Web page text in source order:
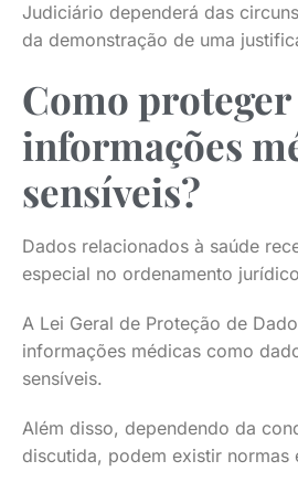
Judiciário dependerá das
da demonstração de uma
Como proteger
informações
sensíveis?
Dados relacionados à saúde
especial no ordenamento
A Lei Geral de Proteção de
informações médicas como
sensíveis.
Além disso, dependendo da
discutida, podem existir normas